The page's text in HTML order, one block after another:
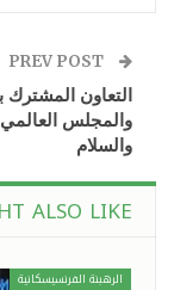
التعاون المشترك
والمجلس
والسلام
ALSO LIKE
الرهبنة الفرنسيسكانية